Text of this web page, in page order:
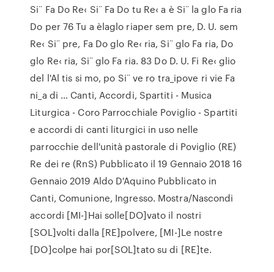
Si¨ Fa Do Re‹ Si¨ Fa Do tu Re‹ a è Si¨ la glo Fa ria
Do per 76 Tu a èlaglo riaper sem pre, D. U. sem
Re‹ Si¨ pre, Fa Do glo Re‹ ria, Si¨ glo Fa ria, Do
glo Re‹ ria, Si¨ glo Fa ria. 83 Do D. U. Fi Re‹ glio
del l'Al tis si mo, po Si¨ ve ro tra_ipove ri vie Fa
ni_a di … Canti, Accordi, Spartiti - Musica
Liturgica - Coro Parrocchiale Poviglio - Spartiti
e accordi di canti liturgici in uso nelle
parrocchie dell'unità pastorale di Poviglio (RE)
Re dei re (RnS) Pubblicato il 19 Gennaio 2018 16
Gennaio 2019 Aldo D'Aquino Pubblicato in
Canti, Comunione, Ingresso. Mostra/Nascondi
accordi [MI-]Hai solle[DO]vato il nostri
[SOL]volti dalla [RE]polvere, [MI-]Le nostre
[DO]colpe hai por[SOL]tato su di [RE]te.